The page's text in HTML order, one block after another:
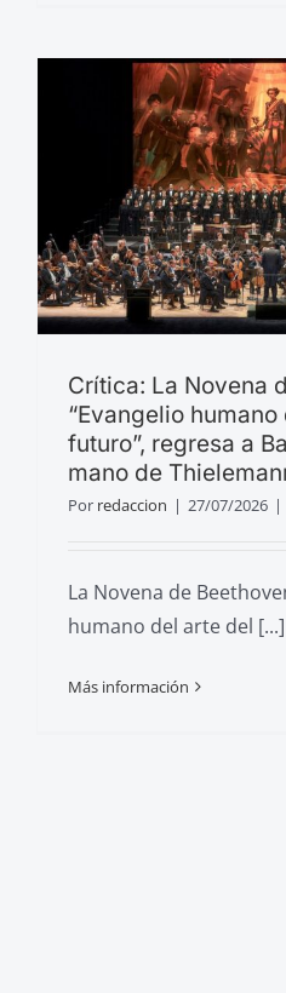
Crítica: La Novena
“Evangelio
futuro”, regresa a
mano de
Por redaccion | 27/07/2026 |
La Novena de
humano del arte del [...]
Más información